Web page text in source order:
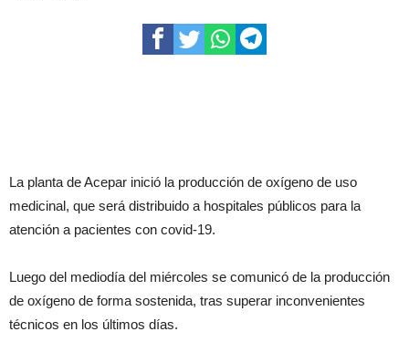
La planta de Acepar inició la producción de oxígeno de uso
medicinal, que será distribuido a hospitales públicos para la
atención a pacientes con covid-19.
Luego del mediodía del miércoles se comunicó de la producción
de oxígeno de forma sostenida, tras superar inconvenientes
técnicos en los últimos días.